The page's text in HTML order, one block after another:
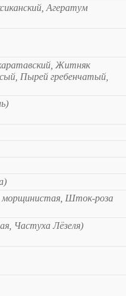
Агератум
Житняк
Пырей гребенчатый,
Шток-роза
Частуха Лёзеля)